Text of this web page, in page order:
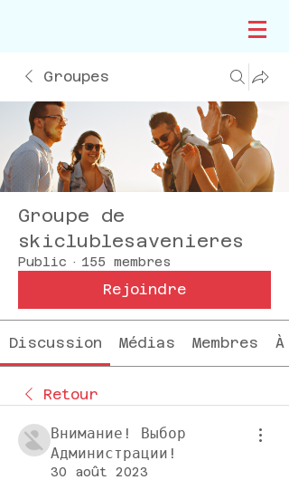
Groupes
Groupe de
skiclublesavenieres
Public · 155 membres
Rejoindre
Discussion Médias Membres
Retour
Внимание! Выбор
Администрации!
30 août 2023